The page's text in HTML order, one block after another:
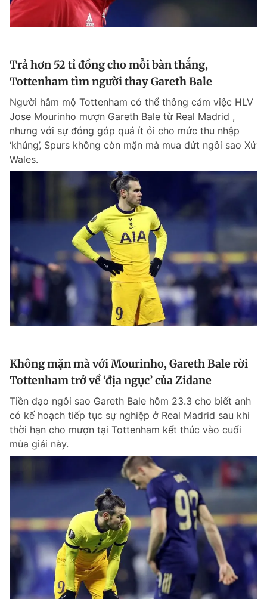
Trả hơn 52 tỉ đồng cho mỗi bàn thắng,
Tottenham tìm người thay Gareth Bale
Người hâm mộ Tottenham có thể thông cảm việc HLV
Jose Mourinho mượn Gareth Bale từ Real Madrid ,
nhưng với sự đóng góp quá ít ỏi cho mức thu nhập
‘khủng’, Spurs không còn mặn mà mua đứt ngôi sao Xứ
Wales.
Không mặn mà với Mourinho, Gareth Bale rời
Tottenham trở về ‘địa ngục’ của Zidane
Tiền đạo ngôi sao Gareth Bale hôm 23.3 cho biết anh
có kế hoạch tiếp tục sự nghiệp ở Real Madrid sau khi
thời hạn cho mượn tại Tottenham kết thúc vào cuối
mùa giải này.